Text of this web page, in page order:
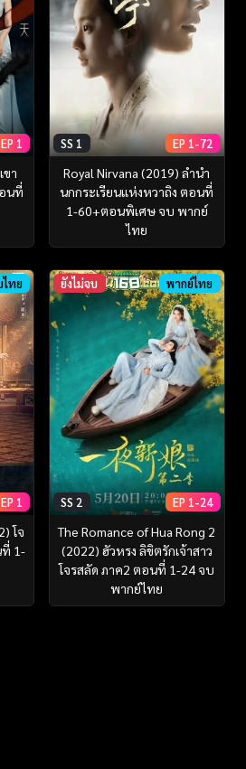
EP 1
ขา
นที่
SS 1 EP 1-72
Royal Nirvana (2019) ลำนำ
นกกระเรียนแห่งหวาถิง ตอนที่
1-60+ตอนพิเศษ จบ พากย์
ไทย
ทย
EP 1
โจ
ที่ 1-
ยังไม่จบ พากย์ไทย
SS 2 EP 1-24
The Romance of Hua Rong 2
(2022) ฮัวหรง ลิขิตรักเจ้าสาว
โจรสลัด ภาค2 ตอนที่ 1-24 จบ
พากย์ไทย